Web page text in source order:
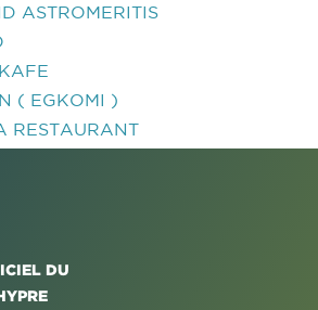
ASTROMERITIS
( EGKOMI )
RESTAURANT
DU